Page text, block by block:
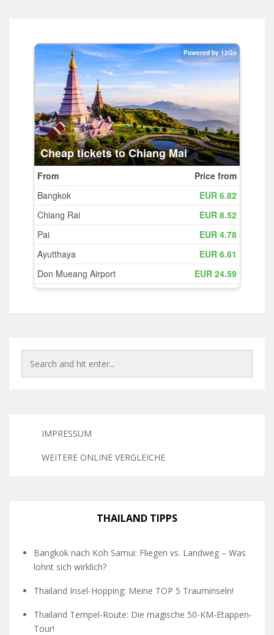
IMPRESSUM
WEITERE ONLINE VERGLEICHE
THAILAND TIPPS
Bangkok nach Koh Samui: Fliegen vs. Landweg – Was
lohnt sich wirklich?
Thailand Insel-Hopping: Meine TOP 5 Trauminseln!
Thailand Tempel-Route: Die magische 50-KM-Etappen-
Tour!